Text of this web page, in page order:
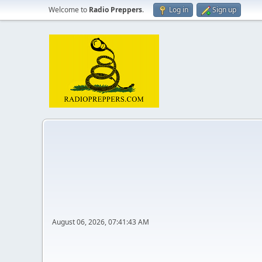
Welcome to Radio Preppers. Log in Sign up
August 06, 2026, 07:41:43 AM